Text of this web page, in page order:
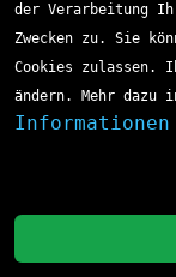
Wie lagere
Lagern Sie
trockenen,
sind etwa 24
Was tun,
erkannt wird?
der Verarbeitung
Zwecken zu. Sie
Cookies zulassen.
ändern. Mehr dazu
Informationen